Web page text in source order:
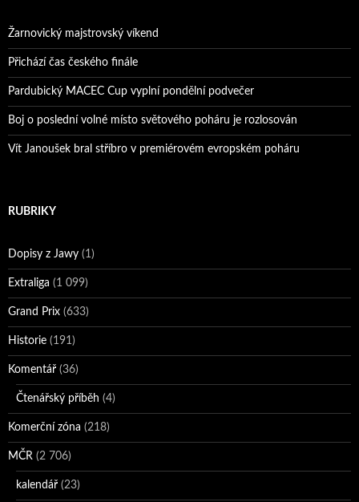
Žarnovický majstrovský víkend
Přichází čas českého finále
Pardubický MACEC Cup vyplní pondělní podvečer
Boj o poslední volné místo světového poháru je rozlosován
Vít Janoušek bral stříbro v premiérovém evropském poháru
RUBRIKY
Dopisy z Jawy (1)
Extraliga (1 099)
Grand Prix (633)
Historie (191)
Komentář (36)
Čtenářský příběh (4)
Komerční zóna (218)
MČR (2 706)
kalendář (23)